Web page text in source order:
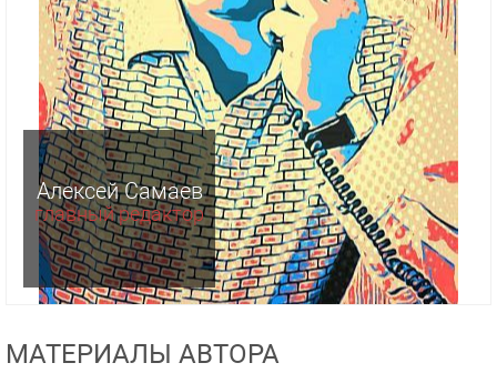
Алексей Самаев
главный редактор
МАТЕРИАЛЫ АВТОРА